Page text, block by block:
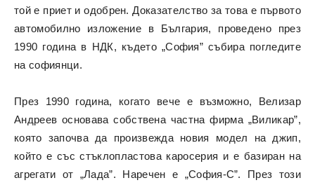
той е приет и одобрен. Доказателство за това е първото
автомобилно изложение в България, проведено през
1990 година в НДК, където „София” събира погледите
на софиянци.
През 1990 година, когато вече е възможно, Велизар
Андреев основава собствена частна фирма „Виликар”,
която започва да произвежда новия модел на джип,
който е със стъклопластова каросерия и е базиран на
агрегати от „Лада”. Наречен е „София-C”. През този